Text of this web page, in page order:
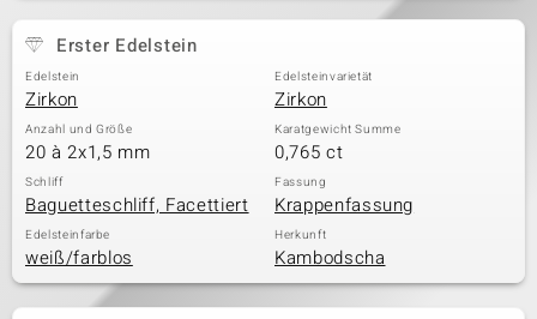
Erster Edelstein
Edelstein
Zirkon
Edelsteinvarietät
Zirkon
Anzahl und Größe
20 à 2x1,5 mm
Karatgewicht Summe
0,765 ct
Schliff
Baguetteschliff, Facettiert
Fassung
Krappenfassung
Edelsteinfarbe
weiß/farblos
Herkunft
Kambodscha